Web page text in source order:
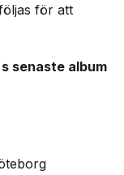
för att
senaste album